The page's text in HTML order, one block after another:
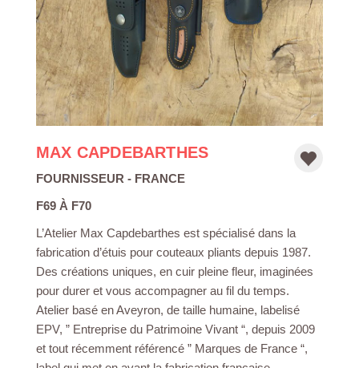
MAX CAPDEBARTHES
FOURNISSEUR - FRANCE
F69 À F70
L’Atelier Max Capdebarthes est spécialisé dans la
fabrication d’étuis pour couteaux pliants depuis 1987.
Des créations uniques, en cuir pleine fleur, imaginées
pour durer et vous accompagner au fil du temps.
Atelier basé en Aveyron, de taille humaine, labelisé
EPV, ” Entreprise du Patrimoine Vivant “, depuis 2009
et tout récemment référencé ” Marques de France “,